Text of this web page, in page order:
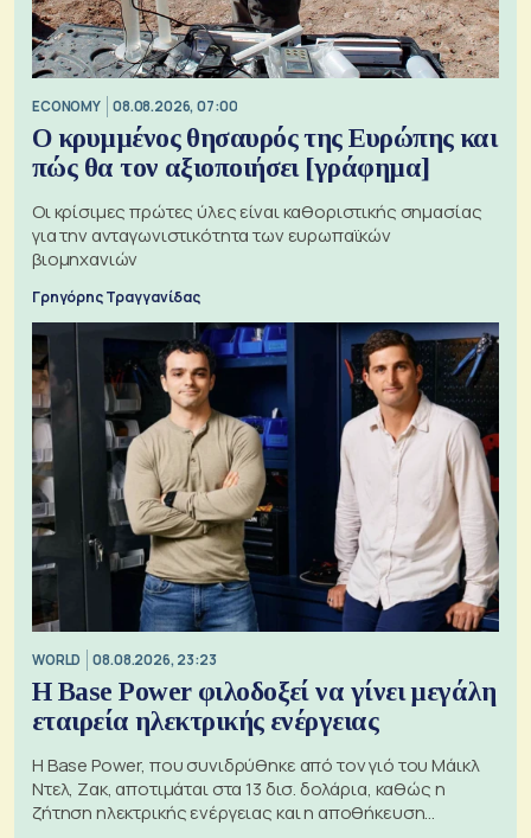
ECONOMY 08.08.2026, 07:00
Ο κρυμμένος θησαυρός της Ευρώπης και
πώς θα τον αξιοποιήσει [γράφημα]
Οι κρίσιμες πρώτες ύλες είναι καθοριστικής σημασίας
για την ανταγωνιστικότητα των ευρωπαϊκών
βιομηχανιών
Γρηγόρης Τραγγανίδας
WORLD 08.08.2026, 23:23
Η Base Power φιλοδοξεί να γίνει μεγάλη
εταιρεία ηλεκτρικής ενέργειας
Η Base Power, που συνιδρύθηκε από τον γιό του Μάικλ
Ντελ, Ζακ, αποτιμάται στα 13 δισ. δολάρια, καθώς η
ζήτηση ηλεκτρικής ενέργειας και η αποθήκευση